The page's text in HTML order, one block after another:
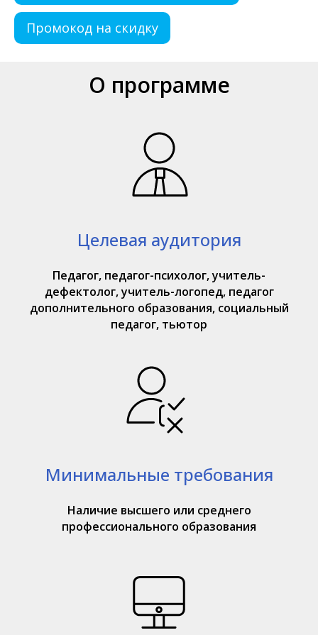
Промокод на скидку
О программе
Целевая аудитория
Педагог, педагог-психолог, учитель-
дефектолог, учитель-логопед, педагог
дополнительного образования, социальный
педагог, тьютор
Минимальные требования
Наличие высшего или среднего
профессионального образования